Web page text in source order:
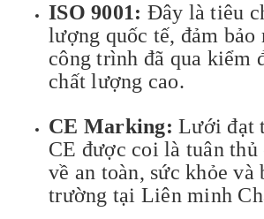
ISO 9001: Đây là tiêu
lượng quốc tế, đảm bảo
công trình đã qua kiểm
chất lượng cao.
CE Marking: Lưới đạt
CE được coi là tuân thủ
về an toàn, sức khỏe và
trường tại Liên minh